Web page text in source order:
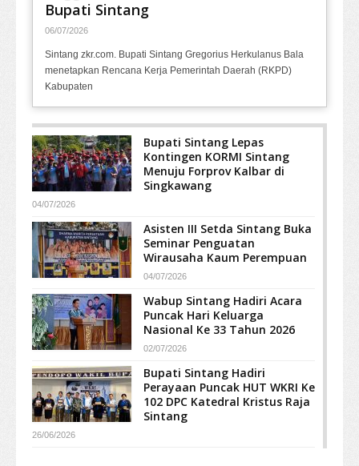
Bupati Sintang
06/07/2026
Sintang zkr.com. Bupati Sintang Gregorius Herkulanus Bala
menetapkan Rencana Kerja Pemerintah Daerah (RKPD)
Kabupaten
Bupati Sintang Lepas
Kontingen KORMI Sintang
Menuju Forprov Kalbar di
Singkawang
04/07/2026
Asisten III Setda Sintang Buka
Seminar Penguatan
Wirausaha Kaum Perempuan
04/07/2026
Wabup Sintang Hadiri Acara
Puncak Hari Keluarga
Nasional Ke 33 Tahun 2026
02/07/2026
Bupati Sintang Hadiri
Perayaan Puncak HUT WKRI Ke
102 DPC Katedral Kristus Raja
Sintang
26/06/2026